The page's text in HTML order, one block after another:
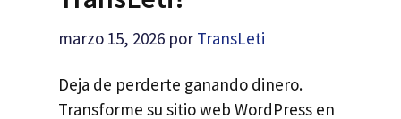
marzo 15, 2026 por TransLeti
Deja de perderte ganando dinero.
Transforme su sitio web WordPress en